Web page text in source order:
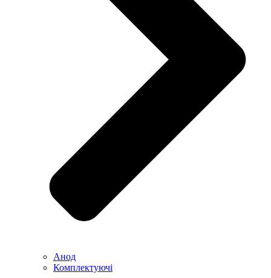
Анод
Комплектуючі